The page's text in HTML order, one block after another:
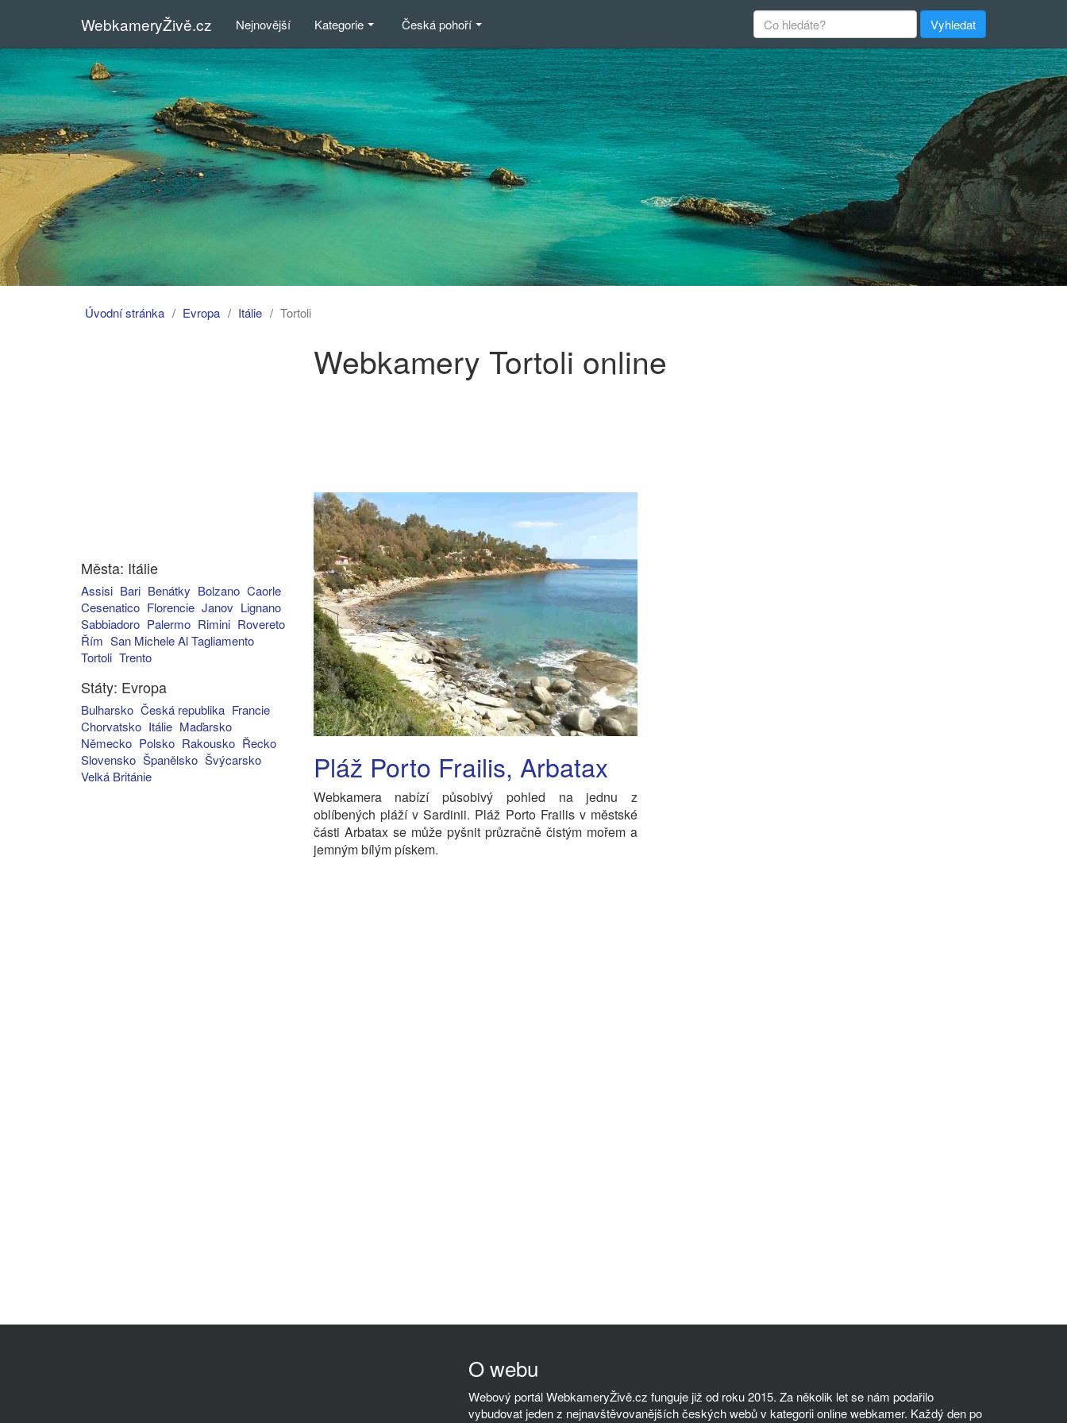
WebkameryŽivě.cz Nejnovější Kategorie Česká pohoří
Úvodní stránka Evropa Itálie Tortoli
Města: Itálie
Assisi Bari Benátky Bolzano Caorle
Cesenatico Florencie Janov Lignano
Sabbiadoro Palermo Rimini Rovereto
Řím San Michele Al Tagliamento
Tortoli Trento
Státy: Evropa
Bulharsko Česká republika Francie
Chorvatsko Itálie Maďarsko
Německo Polsko Rakousko Řecko
Slovensko Španělsko Švýcarsko
Velká Británie
Webkamery Tortoli online
Pláž Porto Frailis, Arbatax
Webkamera nabízí působivý pohled na jednu z
oblíbených pláží v Sardinii. Pláž Porto Frailis v městské
části Arbatax se může pyšnit průzračně čistým mořem a
jemným bílým pískem.
O webu
Webový portál WebkameryŽivě.cz funguje již od roku 2015. Za několik let se nám podařilo
vybudovat jeden z nejnavštěvovanějších českých webů v kategorii online webkamer. Každý den po